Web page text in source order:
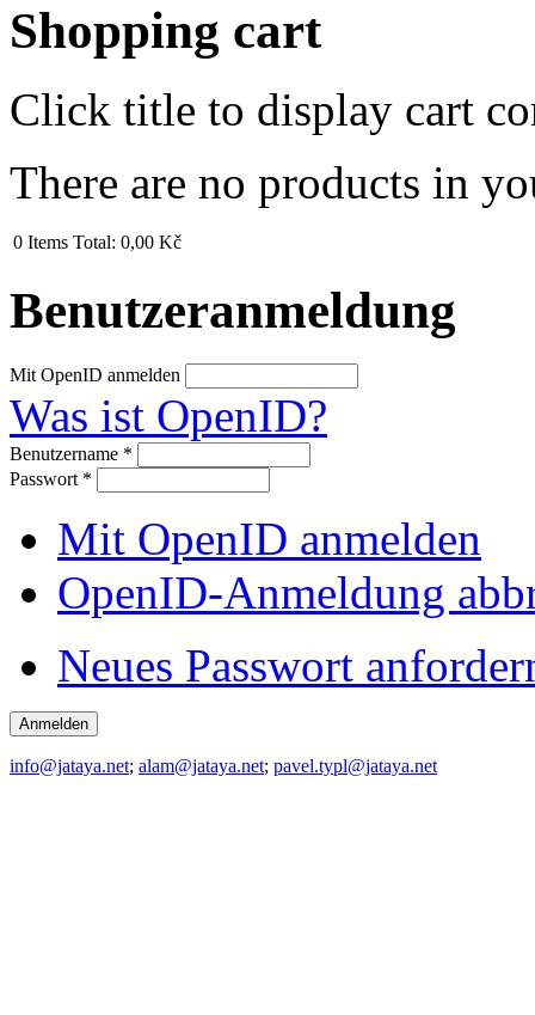
Shopping cart
Click title to display cart
There are no products in
0 Items Total: 0,00 Kč
Benutzeranmeldung
Mit OpenID anmelden
Was ist OpenID?
Benutzername *
Passwort *
Mit OpenID anmelden
OpenID-Anmeldung
Neues Passwort
info@jataya.net; alam@jataya.net; pavel.typl@jataya.net